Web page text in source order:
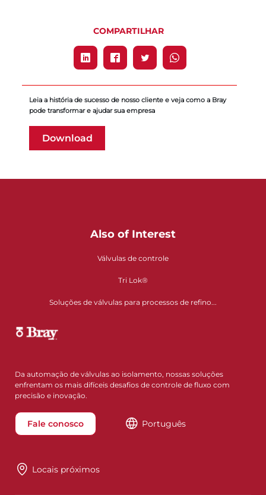
COMPARTILHAR
Leia a história de sucesso de nosso cliente e veja como a Bray
pode transformar e ajudar sua empresa
Download
Also of Interest
Válvulas de controle
Tri Lok®
Soluções de válvulas para processos de refino...
Da automação de válvulas ao isolamento, nossas soluções
enfrentam os mais difíceis desafios de controle de fluxo com
precisão e inovação.
Fale conosco Português
Locais próximos